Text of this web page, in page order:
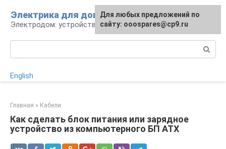
контенту
Электрика для дома
Электродом: устройства, кабели, ремонт
English
Главная » Кабели
Как сделать блок питания или зарядное
устройство из компьютерного БП ATX
Для любых предложений по
сайту: ooospares@cp9.ru